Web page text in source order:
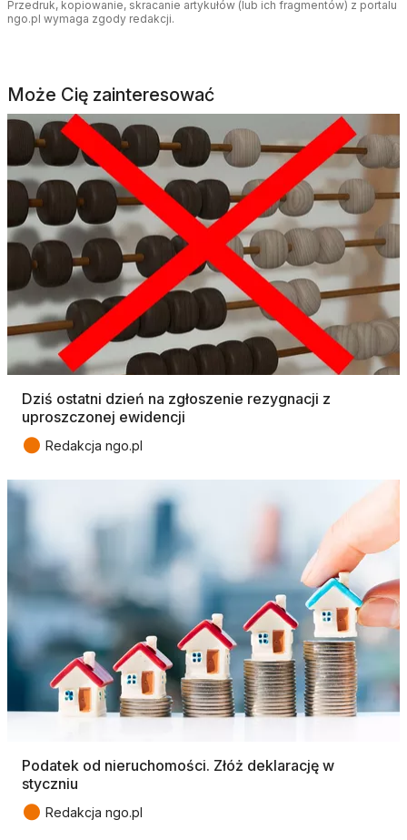
Przedruk, kopiowanie, skracanie artykułów (lub ich fragmentów) z portalu
ngo.pl wymaga zgody redakcji.
Może Cię zainteresować
Dziś ostatni dzień na zgłoszenie rezygnacji z
uproszczonej ewidencji
● Redakcja ngo.pl
Podatek od nieruchomości. Złóż deklarację w
styczniu
● Redakcja ngo.pl